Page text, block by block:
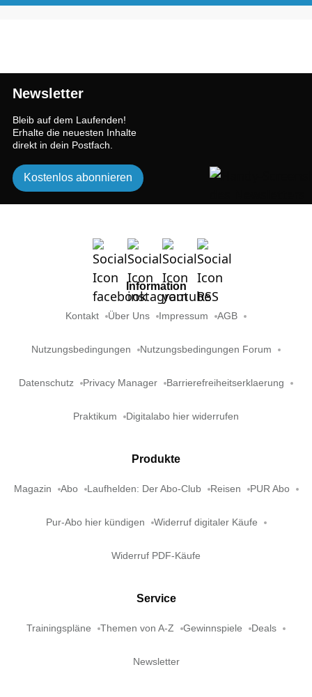
Newsletter
Bleib auf dem Laufenden!
Erhalte die neuesten Inhalte
direkt in dein Postfach.
Kostenlos abonnieren
Information
Kontakt Über Uns Impressum AGB
Nutzungsbedingungen Nutzungsbedingungen Forum
Datenschutz Privacy Manager Barrierefreiheitserklaerung
Praktikum Digitalabo hier widerrufen
Produkte
Magazin Abo Laufhelden: Der Abo-Club Reisen PUR Abo
Pur-Abo hier kündigen Widerruf digitaler Käufe
Widerruf PDF-Käufe
Service
Trainingspläne Themen von A-Z Gewinnspiele Deals
Newsletter